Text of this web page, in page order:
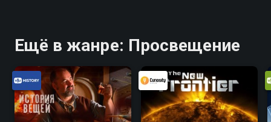
Ещё в жанре: Просвещение